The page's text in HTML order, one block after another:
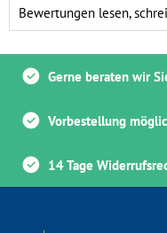
Bewertungen lesen,
Gerne beraten wir
Vorbestellung
14 Tage